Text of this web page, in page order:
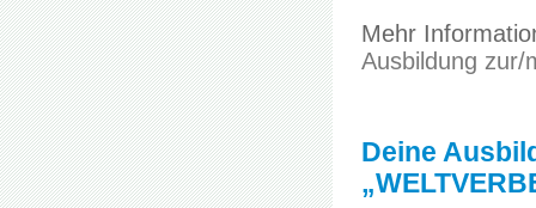
Mehr
Ausbildung zur/
Deine